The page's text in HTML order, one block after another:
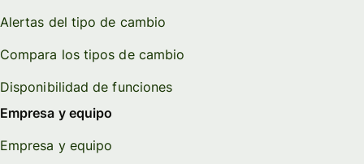
Alertas del tipo de cambio
Compara los tipos de cambio
Disponibilidad de funciones
Empresa y equipo
Empresa y equipo